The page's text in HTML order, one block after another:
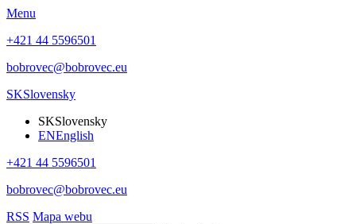
Menu
+421 44 5596501
bobrovec@bobrovec.eu
SKSlovensky
SKSlovensky
ENEnglish
+421 44 5596501
bobrovec@bobrovec.eu
RSS Mapa webu